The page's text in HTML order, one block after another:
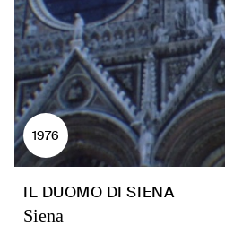
1976
IL DUOMO DI SIENA
Siena